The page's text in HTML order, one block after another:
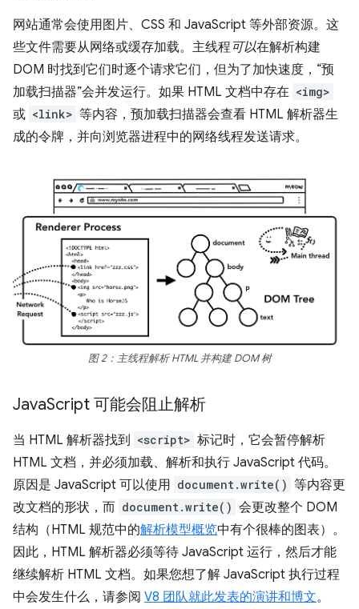
网站通常会使用图片、CSS 和 JavaScript 等外部资源。这
些文件需要从网络或缓存加载。主线程 可以在解析构建
DOM 时找到它们时逐个请求它们，但为了加快速度，“预
加载扫描器”会并发运行。如果 HTML 文档中存在 <img>
或 <link> 等内容，预加载扫描器会查看 HTML 解析器生
成的令牌，并向浏览器进程中的网络线程发送请求。
图 2：主线程解析 HTML 并构建 DOM 树
JavaScript 可能会阻止解析
当 HTML 解析器找到 <script> 标记时，它会暂停解析
HTML 文档，并必须加载、解析和执行 JavaScript 代码。
原因是 JavaScript 可以使用 document.write() 等内容更
改文档的形状，而 document.write() 会更改整个 DOM
结构（HTML 规范中的解析模型概览中有个很棒的图表）。
因此，HTML 解析器必须等待 JavaScript 运行，然后才能
继续解析 HTML 文档。如果您想了解 JavaScript 执行过程
中会发生什么，请参阅 V8 团队就此发表的演讲和博文。